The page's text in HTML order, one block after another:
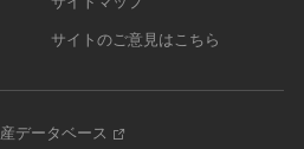
サイトのご意見はこちら
データベース